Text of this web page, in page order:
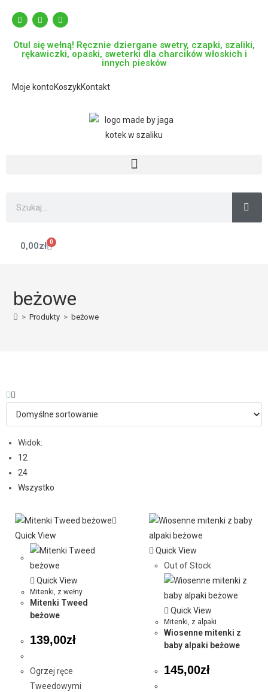
Otul się wełną! Ręcznie dziergane swetry, czapki, szaliki,
rękawiczki, opaski, sweterki dla charcików włoskich i
innych piesków
Moje kontoKoszykKontakt
0,00zł 0
beżowe
> Produkty > beżowe
Widok:
12
24
Wszystko
Quick View
Quick View
Mitenki, z wełny
Mitenki Tweed
beżowe
139,00zł
Ogrzej ręce
Tweedowymi
Quick View
Out of Stock
Quick View
Mitenki z alpaki
Wiosenne mitenki z
baby alpaki beżowe
145,00zł